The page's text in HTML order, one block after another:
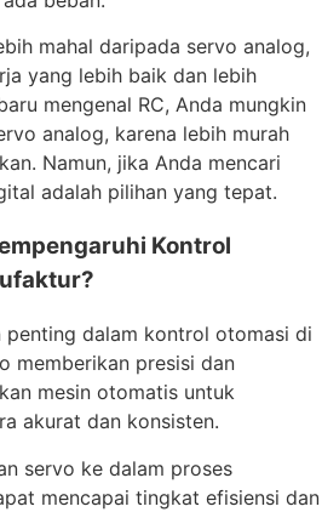
mahal daripada servo analog,
yang lebih baik dan lebih
mengenal RC, Anda mungkin
analog, karena lebih murah
Namun, jika Anda mencari
adalah pilihan yang tepat.
Kontrol
penting dalam kontrol otomasi di
memberikan presisi dan
mesin otomatis untuk
akurat dan konsisten.
servo ke dalam proses
mencapai tingkat efisiensi dan